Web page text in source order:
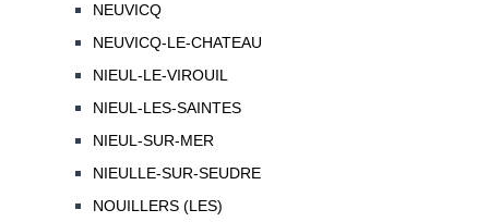
NEUVICQ
NEUVICQ-LE-CHATEAU
NIEUL-LE-VIROUIL
NIEUL-LES-SAINTES
NIEUL-SUR-MER
NIEULLE-SUR-SEUDRE
NOUILLERS (LES)